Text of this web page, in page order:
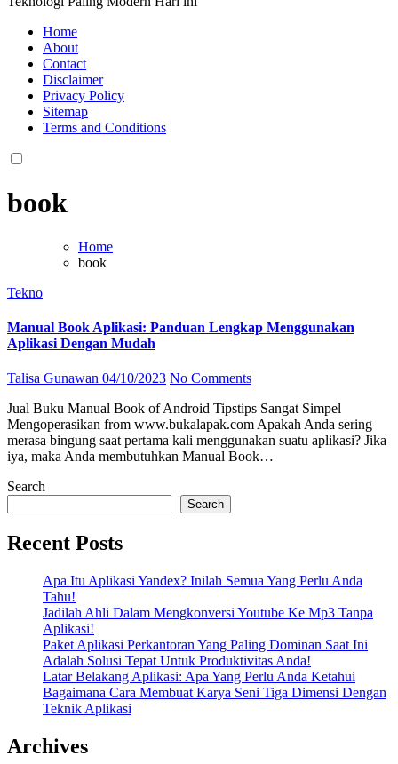
Home
About
Contact
Disclaimer
Privacy Policy
Sitemap
Terms and Conditions
book
Home
book
Tekno
Manual Book Aplikasi: Panduan Lengkap Menggunakan
Aplikasi Dengan Mudah
Talisa Gunawan 04/10/2023 No Comments
Jual Buku Manual Book of Android Tipstips Sangat Simpel
Mengoperasikan from www.bukalapak.com Apakah Anda sering
merasa bingung saat pertama kali menggunakan suatu aplikasi? Jika
iya, maka Anda membutuhkan Manual Book…
Search
Search
Recent Posts
Apa Itu Aplikasi Yandex? Inilah Semua Yang Perlu Anda
Tahu!
Jadilah Ahli Dalam Mengkonversi Youtube Ke Mp3 Tanpa
Aplikasi!
Paket Aplikasi Perkantoran Yang Paling Dominan Saat Ini
Adalah Solusi Tepat Untuk Produktivitas Anda!
Latar Belakang Aplikasi: Apa Yang Perlu Anda Ketahui
Bagaimana Cara Membuat Karya Seni Tiga Dimensi Dengan
Teknik Aplikasi
Archives